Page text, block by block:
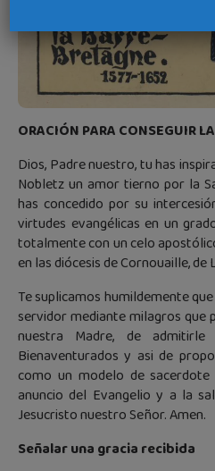
ORACIÓN PARA CONSEGUIR
Dios, Padre nuestro, tu has
Nobletz un amor tierno por la
has concedido por su
virtudes evangélicas en un
totalmente con un celo
en las diócesis de Cornouaille, de
Te suplicamos humildemente
servidor mediante milagros que
nuestra Madre, de
Bienaventurados y asi de
como un modelo de
anuncio del Evangelio y a la
Jesucristo nuestro Señor. Amen.
Señalar una gracia recibida